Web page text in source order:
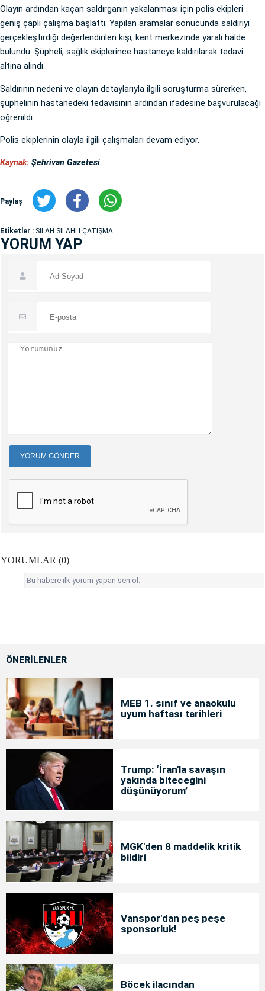
Olayın ardından kaçan saldırganın yakalanması için polis ekipleri
geniş çaplı çalışma başlattı. Yapılan aramalar sonucunda saldırıyı
gerçekleştirdiği değerlendirilen kişi, kent merkezinde yaralı halde
bulundu. Şüpheli, sağlık ekiplerince hastaneye kaldırılarak tedavi
altına alındı.
Saldırının nedeni ve olayın detaylarıyla ilgili soruşturma sürerken,
şüphelinin hastanedeki tedavisinin ardından ifadesine başvurulacağı
öğrenildi.
Polis ekiplerinin olayla ilgili çalışmaları devam ediyor.
Kaynak: Şehrivan Gazetesi
Paylaş
Etiketler : SİLAH SİLAHLI ÇATIŞMA
YORUM YAP
YORUM GÖNDER
YORUMLAR (0)
Bu habere ilk yorum yapan sen ol.
ÖNERİLENLER
MEB 1. sınıf ve anaokulu
uyum haftası tarihleri
Trump: ‘İran'la savaşın
yakında biteceğini
düşünüyorum’
MGK'den 8 maddelik kritik
bildiri
Vanspor'dan peş peşe
sponsorluk!
Böcek ilacından